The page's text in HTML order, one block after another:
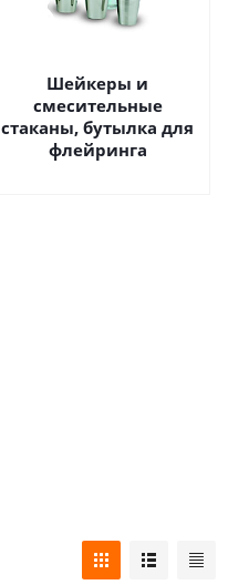
Шейкеры и
смесительные
стаканы, бутылка для
флейринга